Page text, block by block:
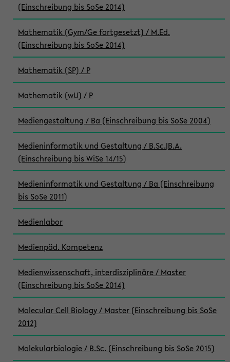
(Einschreibung bis SoSe 2014)
Mathematik (Gym/Ge fortgesetzt) / M.Ed.
(Einschreibung bis SoSe 2014)
Mathematik (SP) / P
Mathematik (wU) / P
Mediengestaltung / Ba (Einschreibung bis SoSe 2004)
Medieninformatik und Gestaltung / B.Sc.|B.A.
(Einschreibung bis WiSe 14/15)
Medieninformatik und Gestaltung / Ba (Einschreibung
bis SoSe 2011)
Medienlabor
Medienpäd. Kompetenz
Medienwissenschaft, interdisziplinäre / Master
(Einschreibung bis SoSe 2014)
Molecular Cell Biology / Master (Einschreibung bis SoSe
2012)
Molekularbiologie / B.Sc. (Einschreibung bis SoSe 2015)